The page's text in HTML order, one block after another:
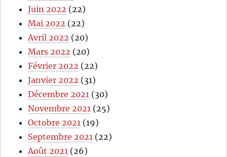
Juin 2022 (22)
Mai 2022 (22)
Avril 2022 (20)
Mars 2022 (20)
Février 2022 (22)
Janvier 2022 (31)
Décembre 2021 (30)
Novembre 2021 (25)
Octobre 2021 (19)
Septembre 2021 (22)
Août 2021 (26)